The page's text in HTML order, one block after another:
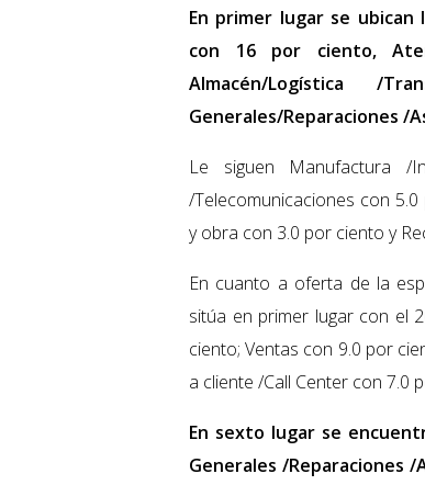
En primer lugar se ubican
con 16 por ciento,
Almacén/Logística
Generales/Reparaciones /
Le siguen Manufactura /
/Telecomunicaciones con
y obra con 3.0 por ciento y
En cuanto a oferta de la
sitúa en primer lugar con el
ciento; Ventas con 9.0 por
a cliente /Call Center con 7.0
En sexto lugar se
Generales /Reparaciones